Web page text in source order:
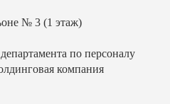
№ 3 (1 этаж)
по персоналу
компания